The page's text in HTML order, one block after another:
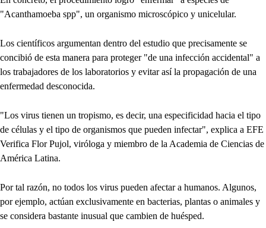
"Acanthamoeba spp", un organismo microscópico y unicelular.
Los científicos argumentan dentro del estudio que precisamente se
concibió de esta manera para proteger "de una infección accidental" a
los trabajadores de los laboratorios y evitar así la propagación de una
enfermedad desconocida.
"Los virus tienen un tropismo, es decir, una especificidad hacia el tipo
de células y el tipo de organismos que pueden infectar", explica a EFE
Verifica Flor Pujol, viróloga y miembro de la Academia de Ciencias de
América Latina.
Por tal razón, no todos los virus pueden afectar a humanos. Algunos,
por ejemplo, actúan exclusivamente en bacterias, plantas o animales y
se considera bastante inusual que cambien de huésped.